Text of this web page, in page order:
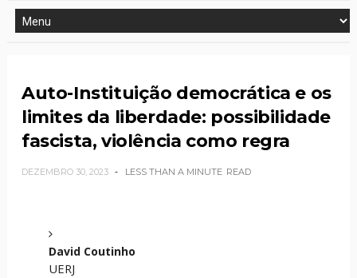
Auto-Instituição democrática e os
limites da liberdade: possibilidade
fascista, violência como regra
DEZEMBRO 30, 2023 LESS THAN A MINUTE READ
David Coutinho
UERJ